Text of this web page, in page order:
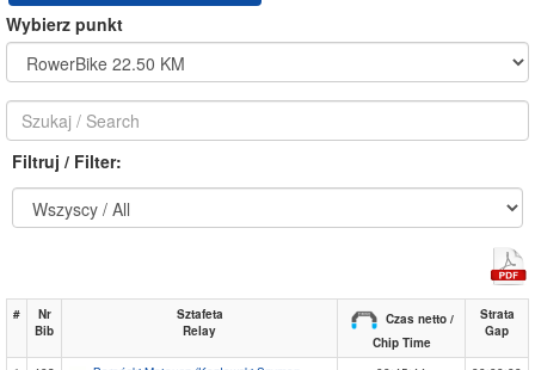
Wybierz punkt
Filtruj / Filter:
#
Nr
Bib
Sztafeta
Relay
Czas netto /
Chip Time
Strata
Gap